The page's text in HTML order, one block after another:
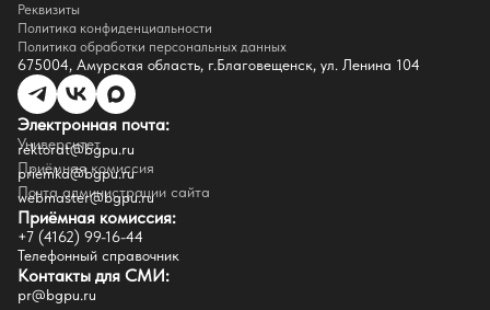
Сведения о доходах
Доступная среда
Инфраструктура
Противодествие коррупции
Противодействие терроризму
Целевой капитал
Часто задаваемые вопросы
Внутренний сайт
Факультеты
Естественно-географический факультет
Историко-филологический факультет
Факультет иностранных языков
Факультет педагогики и психологии
Факультет физической культуры и спорта
Реквизиты
Политика конфиденциальности
Политика обработки персональных данных
675004, Амурская область, г.Благовещенск, ул. Ленина 104
Электронная почта:
Университет
rektorat@bgpu.ru
Приёмная комиссия
priemka@bgpu.ru
Почта администрации сайта
webmaster@bgpu.ru
Приёмная комиссия:
+7 (4162) 99-16-44
Телефонный справочник
Контакты для СМИ:
pr@bgpu.ru